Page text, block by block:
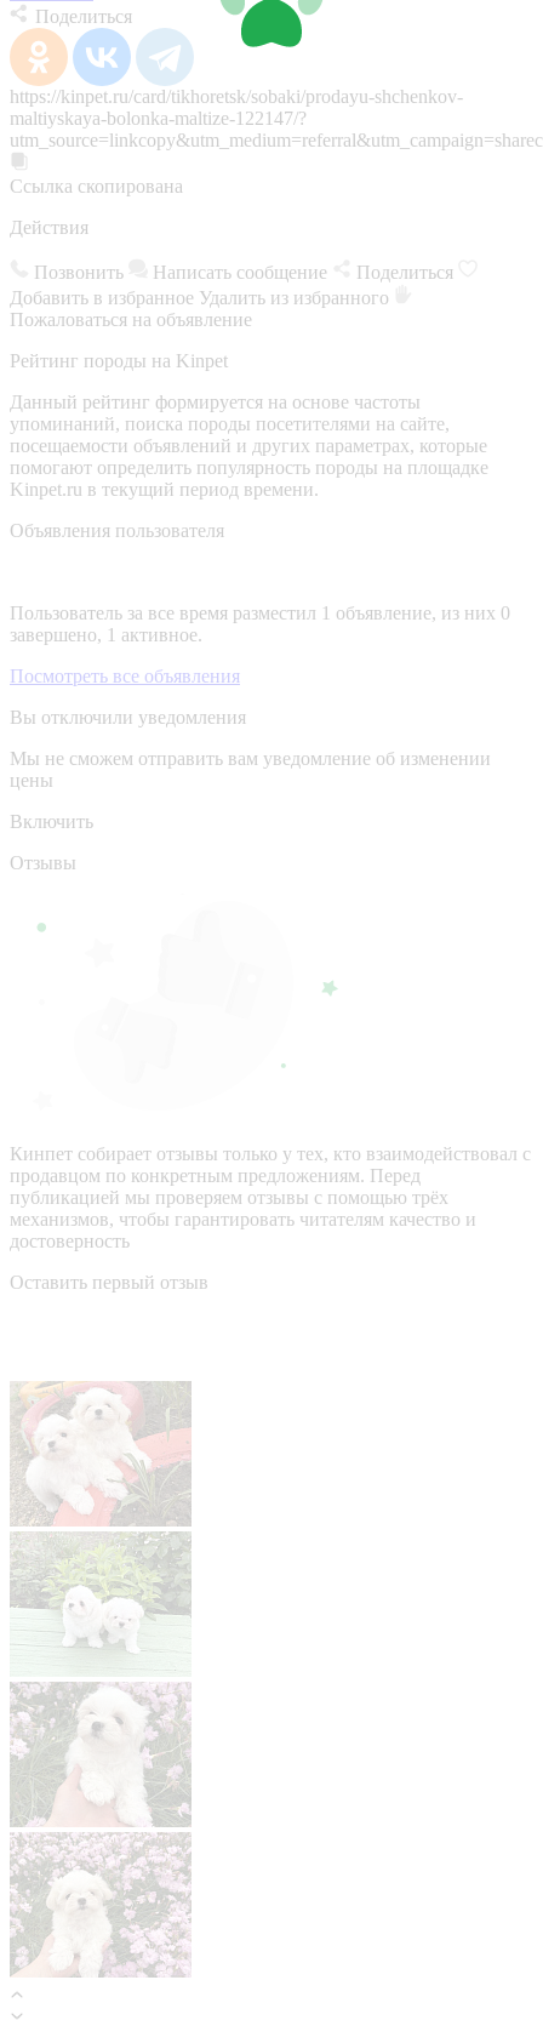
Поделиться
https://kinpet.ru/card/tikhoretsk/sobaki/prodayu-shchenkov-
maltiyskaya-bolonka-maltize-122147/?
Ссылка скопирована
Действия
Позвонить Написать сообщение
Поделиться
Добавить в избранное Удалить из избранного
Пожаловаться на объявление
Рейтинг породы на Kinpet
Данный рейтинг формируется на основе частоты
упоминаний, поиска породы посетителями на сайте,
посещаемости объявлений и других параметрах, которые
помогают определить популярность породы на площадке
Kinpet.ru в текущий период времени.
Объявления пользователя
Пользователь за все время разместил 1 объявление, из них 0
завершено, 1 активное.
Посмотреть все объявления
Вы отключили уведомления
Мы не сможем отправить вам уведомление об изменении
цены
Включить
Отзывы
Кинпет собирает отзывы только у тех, кто взаимодействовал с
продавцом по конкретным предложениям. Перед
публикацией мы проверяем отзывы с помощью трёх
механизмов, чтобы гарантировать читателям качество и
достоверность
Оставить первый отзыв